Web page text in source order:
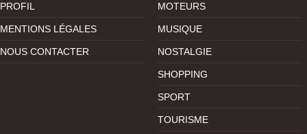
PROFIL
MENTIONS LÉGALES
NOUS CONTACTER
MOTEURS
MUSIQUE
NOSTALGIE
SHOPPING
SPORT
TOURISME